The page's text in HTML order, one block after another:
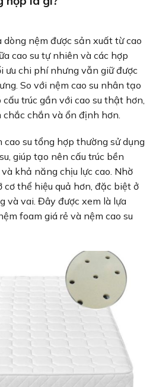
dòng nệm được sản xuất từ cao
cao su tự nhiên và các hợp
chi phí nhưng vẫn giữ được
So với nệm cao su nhân tạo
trúc gần với cao su thật hơn,
chắn và ổn định hơn.
su tổng hợp thường sử dụng
giúp tạo nên cấu trúc bền
khả năng chịu lực cao. Nhờ
cơ thể hiệu quả hơn, đặc biệt ở
và vai. Đây được xem là lựa
foam giá rẻ và nệm cao su